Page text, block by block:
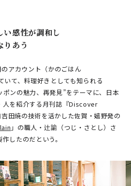
い感性が調和し
りあう
アカウント（かのごはん
いて、料理好きとしても知られる
ンの魅力、再発見”をテーマに、日本
人を紹介する月刊誌『Discover
田焼の技術を活かした佐賀・嬉野発の
」の職人・辻諭（つじ・さとし）さ
したのだという。